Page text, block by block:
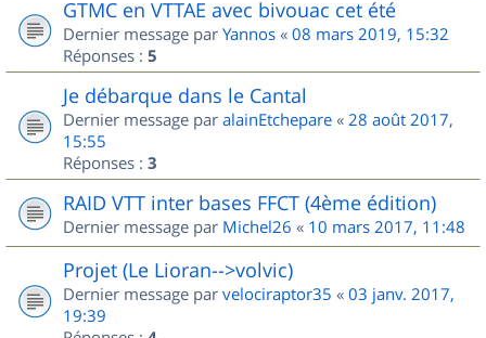
GTMC en VTTAE avec bivouac cet été
Dernier message par Yannos « 08 mars 2019, 15:32
Réponses : 5
Je débarque dans le Cantal
Dernier message par alainEtchepare « 28 août 2017,
15:55
Réponses : 3
RAID VTT inter bases FFCT (4ème édition)
Dernier message par Michel26 « 10 mars 2017, 11:48
Projet (Le Lioran-->volvic)
Dernier message par velociraptor35 « 03 janv. 2017,
19:39